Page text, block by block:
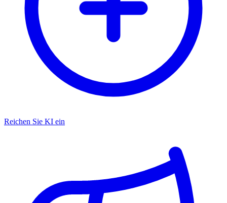
Reichen Sie KI ein